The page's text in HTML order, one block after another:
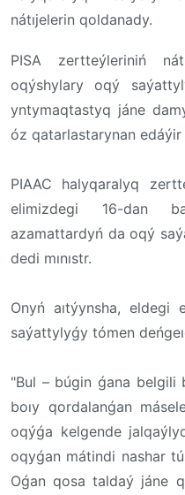
nátıjelerin qoldanady.
PISA zertteýleriniń
oqýshylary oqý
yntymaqtastyq jáne
óz qatarlastarynan
PIAAC halyqaralyq
elimizdegi 16-dan
azamattardyń da oqý
dedi mınıstr.
Onyń aıtýynsha,
saýattylyǵy tómen
"Bul – búgin ǵana belgili
boıy qordalanǵan
oqýǵa kelgende
oqyǵan mátindi nashar
Oǵan qosa taldaý jáne